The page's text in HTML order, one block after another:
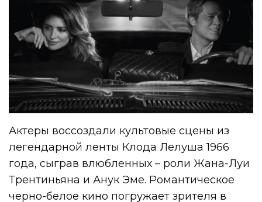
Актеры воссоздали культовые сцены из
легендарной ленты Клода Лелуша 1966
года, сыграв влюбленных – роли Жана-Луи
Трентиньяна и Анук Эме. Романтическое
черно-белое кино погружает зрителя в